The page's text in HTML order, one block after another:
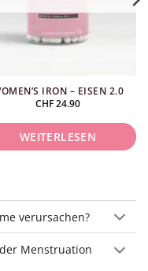
IRON – EISEN 2.0
CHF24.90
WEITERLESEN
verursachen?
Menstruation